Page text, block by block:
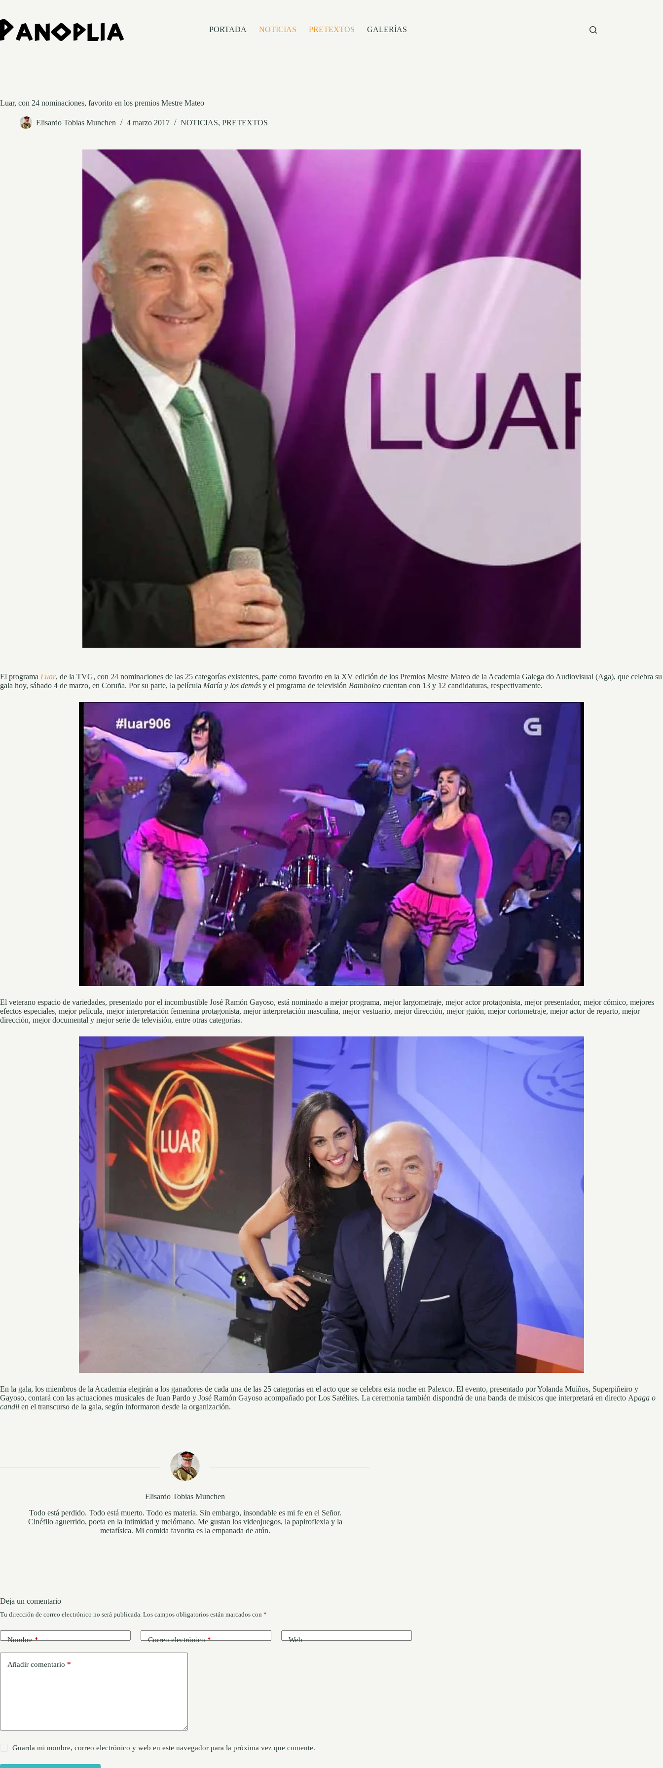
contenido
PORTADA
NOTICIAS PRETEXTOS GALERÍAS
Luar, con 24 nominaciones, favorito en los premios Mestre Mateo
Elisardo Tobias Munchen 4 marzo 2017 NOTICIAS, PRETEXTOS
El programa Luar, de la TVG, con 24 nominaciones de las 25 categorías existentes, parte como favorito en la XV edición de los Premios Mestre Mateo de la Academia Galega do Audiovisual (Aga), que celebra su
gala hoy, sábado 4 de marzo, en Coruña. Por su parte, la película María y los demás y el programa de televisión Bamboleo cuentan con 13 y 12 candidaturas, respectivamente.
El veterano espacio de variedades, presentado por el incombustible José Ramón Gayoso, está nominado a mejor programa, mejor largometraje, mejor actor protagonista, mejor presentador, mejor cómico, mejores
efectos especiales, mejor película, mejor interpretación femenina protagonista, mejor interpretación masculina, mejor vestuario, mejor dirección, mejor guión, mejor cortometraje, mejor actor de reparto, mejor
dirección, mejor documental y mejor serie de televisión, entre otras categorías.
En la gala, los miembros de la Academia elegirán a los ganadores de cada una de las 25 categorías en el acto que se celebra esta noche en Palexco. El evento, presentado por Yolanda Muíños, Superpiñeiro y
Gayoso, contará con las actuaciones musicales de Juan Pardo y José Ramón Gayoso acompañado por Los Satélites. La ceremonia también dispondrá de una banda de músicos que interpretará en directo Apaga o
candil en el transcurso de la gala, según informaron desde la organización.
Elisardo Tobias Munchen
Todo está perdido. Todo está muerto. Todo es materia. Sin embargo, insondable es mi fe en el Señor.
Cinéfilo aguerrido, poeta en la intimidad y melómano. Me gustan los videojuegos, la papiroflexia y la
metafísica. Mi comida favorita es la empanada de atún.
Deja un comentario
Tu dirección de correo electrónico no será publicada. Los campos obligatorios están marcados con *
Nombre* Correo electrónico* Web
Añadir comentario *
Guarda mi nombre, correo electrónico y web en este navegador para la próxima vez que comente.